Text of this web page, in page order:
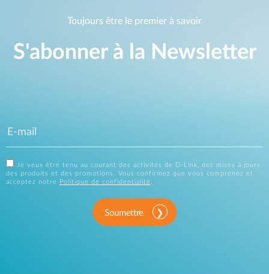
Toujours être le premier à savoir
S'abonner à la Newsletter
Je veux être tenu au courant des activités de D-Link, des mises à jours
des produits et des promotions. Vous confirmez que vous comprenez et
acceptez notre
Politique de confidentialité.
Soumettre